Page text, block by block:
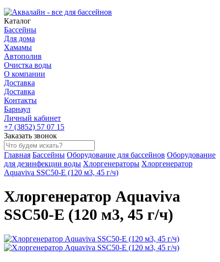
Каталог
Бассейны
Для дома
Хамамы
Автополив
Очистка воды
О компании
Доставка
Доставка
Контакты
Барнаул
Личный кабинет
+7 (3852) 57 07 15
Заказать звонок
Главная Бассейны Оборудование для бассейнов Оборудование
для дезинфекции воды Хлоргенераторы Хлоргенератор
Aquaviva SSC50-E (120 м3, 45 г/ч)
Хлоргенератор Aquaviva
SSC50-E (120 м3, 45 г/ч)